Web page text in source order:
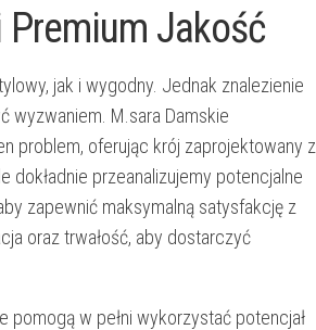
Premium Jakość
jak i wygodny. Jednak znalezienie
wyzwaniem. M.sara Damskie
problem, oferując krój zaprojektowany z
dokładnie przeanalizujemy potencjalne
zapewnić maksymalną satysfakcję z
oraz trwałość, aby dostarczyć
w pełni wykorzystać potencjał